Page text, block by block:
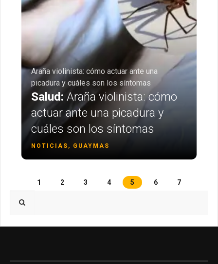
Araña violinista: cómo actuar ante una
picadura y cuáles son los síntomas
Salud: Araña violinista: cómo
actuar ante una picadura y
cuáles son los síntomas
NOTICIAS, GUAYMAS
1 2 3 4 5 6
7